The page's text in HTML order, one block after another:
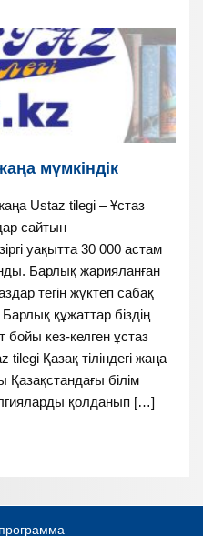
мүмкіндік
Ustaz tilegi – Ұстаз
сайтын
уақытта 30 000 астам
Барлық жарияланған
тегін жүктеп сабақ
құжаттар біздің
бойы кез-келген ұстаз
Қазақ тіліндегі жаңа
Қазақстандағы білім
қолданып […]